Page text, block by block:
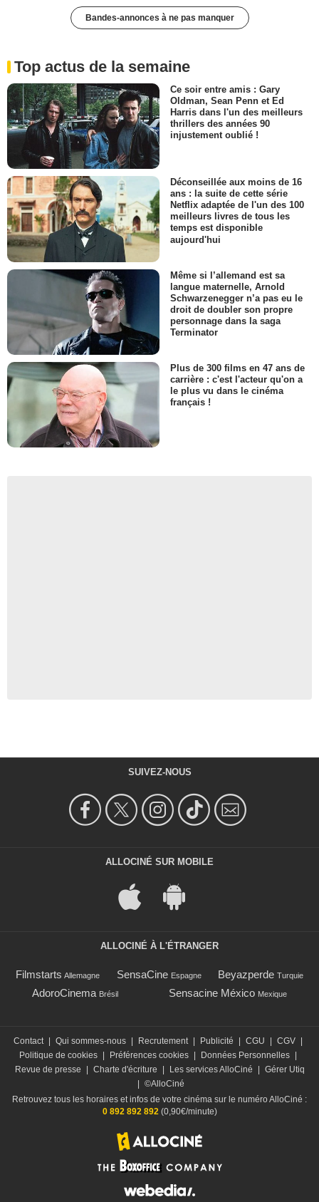
Bandes-annonces à ne pas manquer
Top actus de la semaine
Ce soir entre amis : Gary
Oldman, Sean Penn et Ed
Harris dans l'un des meilleurs
thrillers des années 90
injustement oublié !
Déconseillée aux moins de 16
ans : la suite de cette série
Netflix adaptée de l'un des 100
meilleurs livres de tous les
temps est disponible
aujourd'hui
Même si l’allemand est sa
langue maternelle, Arnold
Schwarzenegger n’a pas eu le
droit de doubler son propre
personnage dans la saga
Terminator
Plus de 300 films en 47 ans de
carrière : c'est l'acteur qu'on a
le plus vu dans le cinéma
français !
SUIVEZ-NOUS
ALLOCINÉ SUR MOBILE
ALLOCINÉ À L'ÉTRANGER
Filmstarts Allemagne SensaCine Espagne Beyazperde Turquie
AdoroCinema Brésil Sensacine México Mexique
Contact Qui sommes-nous Recrutement Publicité CGU CGV
Politique de cookies
Préférences cookies Données Personnelles
Revue de presse
Charte d'écriture Les services AlloCiné
Gérer Utiq
©AlloCiné
Retrouvez tous les horaires et infos de votre cinéma sur le numéro AlloCiné :
0 892 892 892(0,90€/minute)